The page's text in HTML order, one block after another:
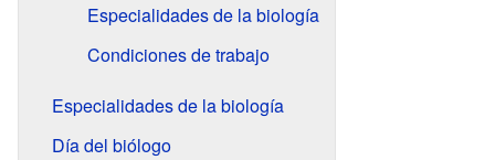
Especialidades de la biología
Condiciones de trabajo
Especialidades de la biología
Día del biólogo